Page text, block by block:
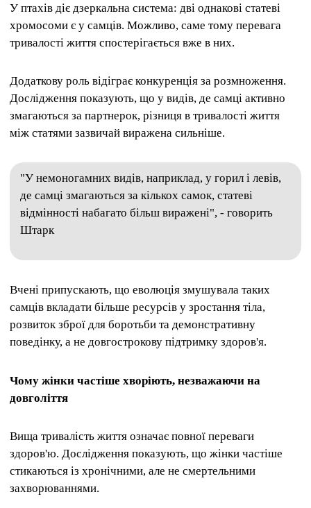
У птахів діє дзеркальна система: дві однакові статеві
хромосоми є у самців. Можливо, саме тому перевага
тривалості життя спостерігається вже в них.
Додаткову роль відіграє конкуренція за розмноження.
Дослідження показують, що у видів, де самці активно
змагаються за партнерок, різниця в тривалості життя
між статями зазвичай виражена сильніше.
"У немоногамних видів, наприклад, у горил і левів,
де самці змагаються за кількох самок, статеві
відмінності набагато більш виражені", - говорить
Штарк
Вчені припускають, що еволюція змушувала таких
самців вкладати більше ресурсів у зростання тіла,
розвиток зброї для боротьби та демонстративну
поведінку, а не довгострокову підтримку здоров'я.
Чому жінки частіше хворіють, незважаючи на
довголіття
Вища тривалість життя означає повної переваги
здоров'ю. Дослідження показують, що жінки частіше
стикаються із хронічними, але не смертельними
захворюваннями.